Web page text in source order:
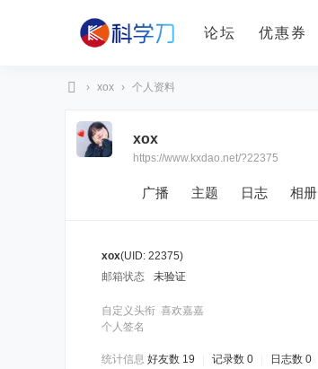
论坛 优惠券
学
› xox › 个人资料
xox
https://www.kxdao.net/?22375
广播 主题 日志 相册
xox(UID: 22375)
邮箱状态
未验证
自定义头衔 喜欢嘉嘉
个人签名
统计信息 好友数 19 记录数 0 日志数 0